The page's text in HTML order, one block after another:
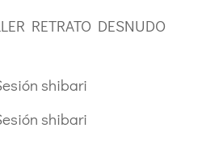
RETRATO DESNUDO
shibari
shibari